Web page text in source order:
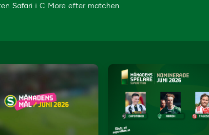
Safari i C More efter matchen.